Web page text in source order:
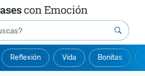
Reflexión Vida Bonitas